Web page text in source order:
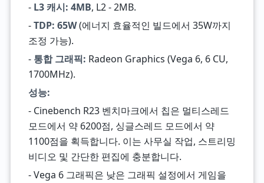
- L3 캐시: 4MB, L2 - 2MB.
-TDP: 65W(에너지 효율적인 빌드에서 35W까지
조정 가능).
- 통합 그래픽: Radeon Graphics (Vega 6, 6 CU,
1700MHz).
성능:
- Cinebench R23 벤치마크에서 칩은 멀티스레드
모드에서 약 6200점, 싱글스레드 모드에서 약
1100점을 획득합니다. 이는 사무실 작업, 스트리밍
비디오 및 간단한 편집에 충분합니다.
- Vega 6 그래픽은 낮은 그래픽 설정에서 게임을